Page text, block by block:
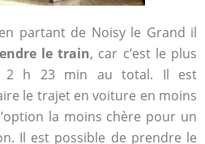
partant de Noisy le Grand il
le train, car c’est le plus
2 h 23 min au total. Il est
le trajet en voiture en moins
la moins chère pour un
Il est possible de prendre le